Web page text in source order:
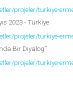
projeler/turkiye-
2023 - Türkiye
projeler/turkiye-
Bir Diyalog”
projeler/turkiye-